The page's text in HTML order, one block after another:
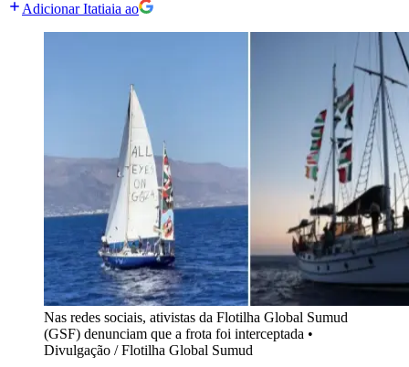
Adicionar Itatiaia ao
Nas redes sociais, ativistas da Flotilha Global Sumud
(GSF) denunciam que a frota foi interceptada •
Divulgação / Flotilha Global Sumud